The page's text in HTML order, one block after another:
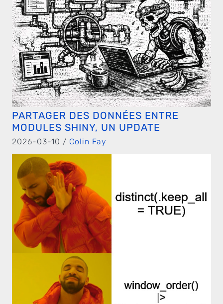
PARTAGER DES DONNÉES ENTRE
MODULES SHINY, UN UPDATE
2026-03-10 / Colin Fay